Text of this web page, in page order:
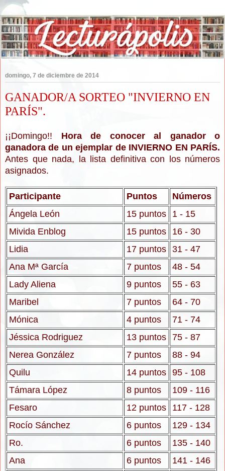
domingo, 7 de diciembre de 2014
GANADOR/A SORTEO "INVIERNO EN
PARÍS".
¡¡Domingo!! Hora de conocer al ganador o
ganadora de un ejemplar de INVIERNO EN PARÍS.
Antes que nada, la lista definitiva con los números
asignados.
Participante Puntos
Números
Ángela León
15 puntos
1 - 15
Mivida Enblog
15 puntos
16 - 30
Lidia
17 puntos 31 - 47
Ana Mª García
7 puntos
48 - 54
Lady Aliena
9 puntos
55 - 63
Maribel
7 puntos
64 - 70
Mónica
4 puntos
71 - 74
Jéssica Rodriguez
13 puntos
75 - 87
Nerea González
7 puntos
88 - 94
Quilu
14 puntos 95 - 108
Támara López
8 puntos
109 - 116
Fesaro
12 puntos
117 - 128
Rocío Sánchez
6 puntos
129 - 134
Ro.
6 puntos
135 - 140
Ana
6 puntos
141 - 146